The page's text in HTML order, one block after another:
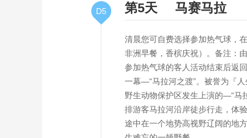
D5 第5天 马赛马拉
清晨您可自费选择参加热气球，
非洲早餐，香槟庆祝）。备注：
参加热气球的客人活动结束后返
一幕—“马拉河之渡”。被誉为『
野生动物保护区发生上演的—“马
排游客马拉河沿岸徒步行走，体
途中在一个地势高视野辽阔的地